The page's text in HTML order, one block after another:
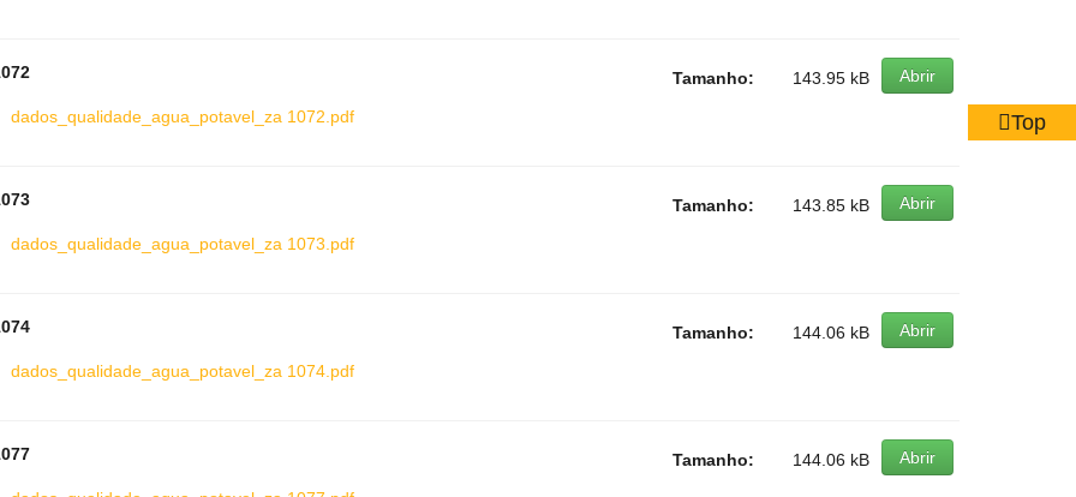
dados_qualidade_agua_potavel_za 1072.pdf
Abrir
Tamanho: 143.95 kB
dados_qualidade_agua_potavel_za 1073.pdf
Abrir
Tamanho: 143.85 kB
dados_qualidade_agua_potavel_za 1074.pdf
Abrir
Tamanho: 144.06 kB
Abrir
Tamanho: 144.06 kB
Top